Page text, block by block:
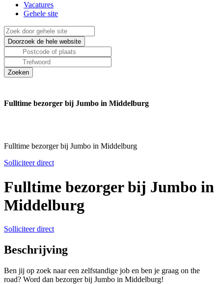
Vacatures
Gehele site
Fulltime bezorger bij Jumbo in Middelburg
Fulltime bezorger bij Jumbo in Middelburg
Solliciteer direct
Fulltime bezorger bij Jumbo in
Middelburg
Solliciteer direct
Beschrijving
Ben jij op zoek naar een zelfstandige job en ben je graag on the
road? Word dan bezorger bij Jumbo in Middelburg!